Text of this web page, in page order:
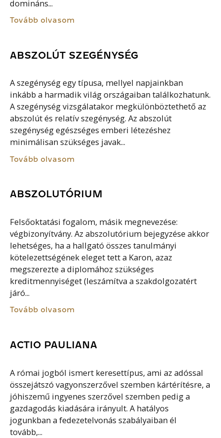
domináns...
Tovább olvasom
ABSZOLÚT SZEGÉNYSÉG
A szegénység egy típusa, mellyel napjainkban
inkább a harmadik világ országaiban találkozhatunk.
A szegénység vizsgálatakor megkülönböztethető az
abszolút és relatív szegénység. Az abszolút
szegénység egészséges emberi létezéshez
minimálisan szükséges javak...
Tovább olvasom
ABSZOLUTÓRIUM
Felsőoktatási fogalom, másik megnevezése:
végbizonyítvány. Az abszolutórium bejegyzése akkor
lehetséges, ha a hallgató összes tanulmányi
kötelezettségének eleget tett a Karon, azaz
megszerezte a diplomához szükséges
kreditmennyiséget (leszámítva a szakdolgozatért
járó...
Tovább olvasom
ACTIO PAULIANA
A római jogból ismert keresettípus, ami az adóssal
összejátszó vagyonszerzővel szemben kártérítésre, a
jóhiszemű ingyenes szerzővel szemben pedig a
gazdagodás kiadására irányult. A hatályos
jogunkban a fedezetelvonás szabályaiban él
tovább,...